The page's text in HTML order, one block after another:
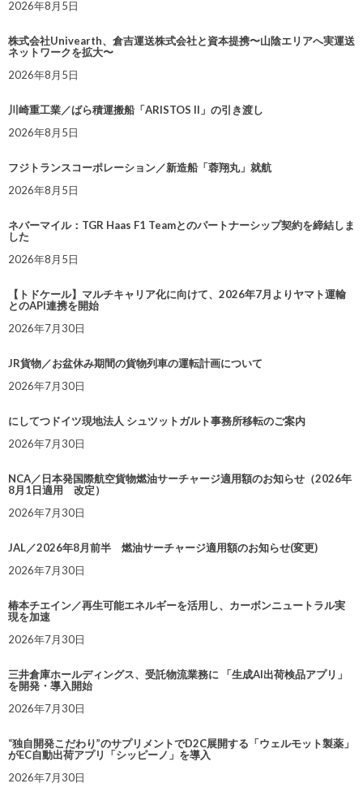
2026年8月5日
株式会社Univearth、倉吉運送株式会社と資本提携〜山陰エリアへ実運送
ネットワークを拡大〜
2026年8月5日
川崎重工業／ばら積運搬船「ARISTOS II」の引き渡し
2026年8月5日
フジトランスコーポレーション／新造船「蓉翔丸」就航
2026年8月5日
ネバーマイル：TGR Haas F1 Teamとのパートナーシップ契約を締結しま
した
2026年8月5日
【トドケール】マルチキャリア化に向けて、2026年7月よりヤマト運輸
とのAPI連携を開始
2026年7月30日
JR貨物／お盆休み期間の貨物列車の運転計画について
2026年7月30日
にしてつドイツ現地法人 シュツットガルト事務所移転のご案内
2026年7月30日
NCA／日本発国際航空貨物燃油サーチャージ適用額のお知らせ（2026年
8月1日適用 改定）
2026年7月30日
JAL／2026年8月前半 燃油サーチャージ適用額のお知らせ(変更)
2026年7月30日
椿本チエイン／再生可能エネルギーを活用し、カーボンニュートラル実
現を加速
2026年7月30日
三井倉庫ホールディングス、受託物流業務に 「生成AI出荷検品アプリ」
を開発・導入開始
2026年7月30日
“独自開発こだわり”のサプリメントでD2C展開する「ウェルモット製薬」
がEC自動出荷アプリ「シッピーノ」を導入
2026年7月30日